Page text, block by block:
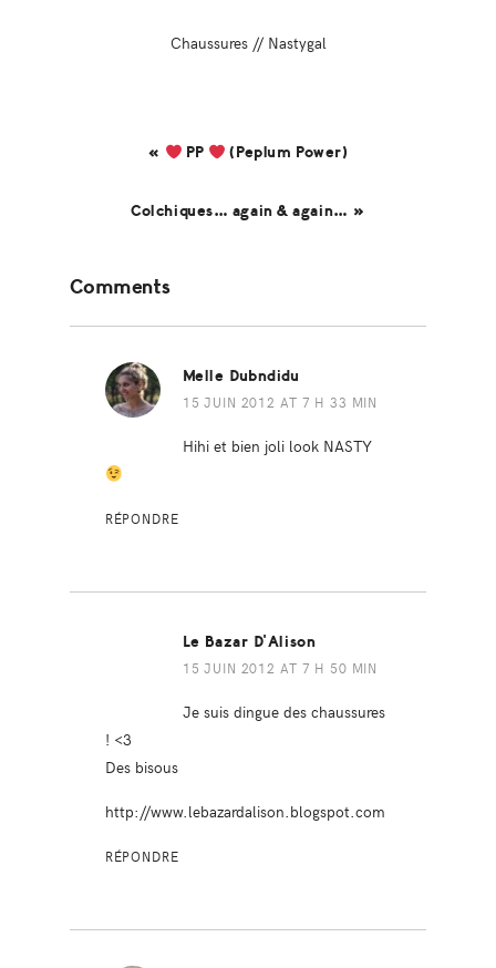
Chaussures // Nastygal
« PP (Peplum Power)
Colchiques… again & again… »
Interactions
Comments
Melle Dubndidu
15 JUIN 2012 AT 7 H 33 MIN
Hihi et bien joli look NASTY
RÉPONDRE
Le Bazar D'Alison
15 JUIN 2012 AT 7 H 50 MIN
Je suis dingue des chaussures
! <3
Des bisous
http://www.lebazardalison.blogspot.com
RÉPONDRE